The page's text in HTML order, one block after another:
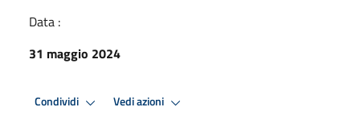
Data :
31 maggio 2024
Condividi Vedi azioni